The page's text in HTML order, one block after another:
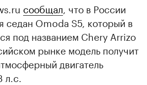
сообщал , что в России
седан Omoda S5, который в
под названием Chery Arrizo
рынке модель получит
двигатель